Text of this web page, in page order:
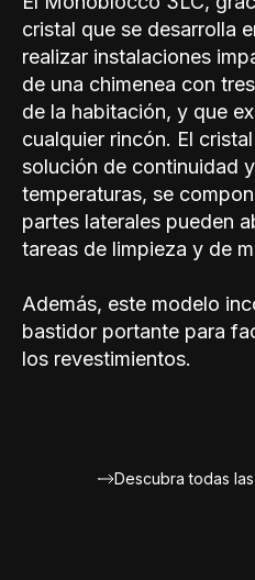
cristal que se desarrolla
realizar instalaciones
de una chimenea con
de la habitación, y que
cualquier rincón. El
solución de continuidad
temperaturas, se
partes laterales pueden
tareas de limpieza y de
Además, este modelo
bastidor portante para
los revestimientos.
Descubra todas